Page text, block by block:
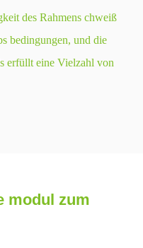
des Rahmens chweiß
bedingungen, und die
erfüllt eine Vielzahl von
modul zum